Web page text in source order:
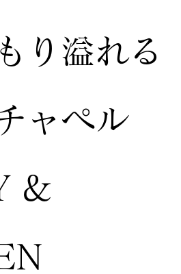
り溢れる
ャペル
&